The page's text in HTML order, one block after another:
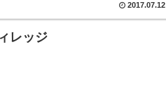
2017.07.12
レッジ